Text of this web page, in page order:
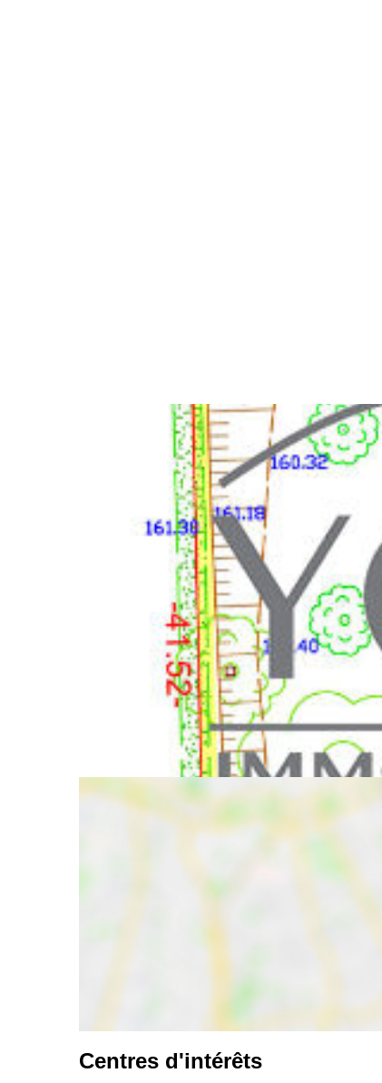
EXCLUSIVITE YOU IMMOBILIER !
RARE SUR LE SECTEUR ET IDEALEMENT
BATIR NON VIABILISE DE 534 M². FACADE DE
ENVIRONNEMENT AGREABLE, VITE !!
Nos
Centres d'intérêts